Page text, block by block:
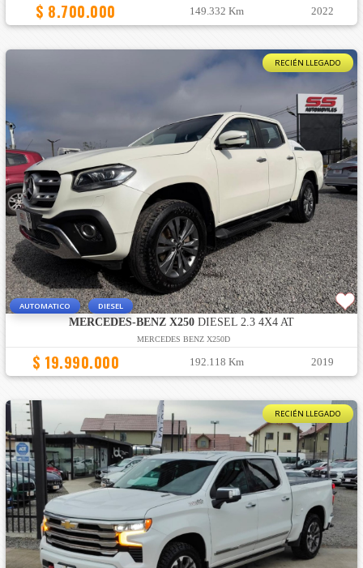
$ 8.700.000 149.332 Km 2022
RECIÉN LLEGADO
AUTOMATICO DIESEL
MERCEDES-BENZ X250DIESEL 2.3 4X4 AT
MERCEDES BENZ X250D
$ 19.990.000 192.118 Km 2019
RECIÉN LLEGADO